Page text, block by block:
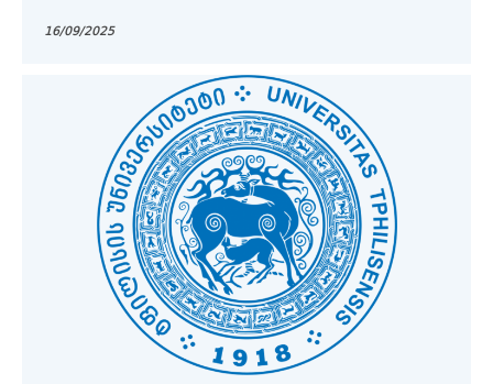
16/09/2025